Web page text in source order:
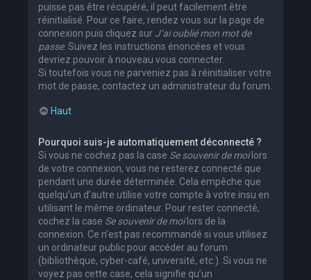
puisse pas être récupéré, il peut facilement être
réinitialisé. Pour ce faire, rendez vous sur la page de
connexion puis cliquez sur J’ai oublié mon mot de
passe. Suivez les instructions énoncées et vous
devriez pouvoir à nouveau vous connecter.
Si toutefois vous ne parveniez pas à réinitialiser votre
mot de passe, contactez un administrateur du forum.
Haut
Pourquoi suis-je automatiquement déconnecté ?
Si vous ne cochez pas la case Se souvenir de moilors
de votre connexion, vous ne resterez connecté que
pendant une durée déterminée. Cela empêche que
quelqu’un d’autre utilise votre compte à votre insu en
utilisant le même ordinateur. Pour rester connecté,
cochez la case Se souvenir de moilors de la
connexion. Ce n’est pas recommandé si vous utilisez
un ordinateur public pour accéder au forum
(bibliothèque, cyber-café, université, etc.). Si vous ne
voyez pas cette case, cela signifie qu’un